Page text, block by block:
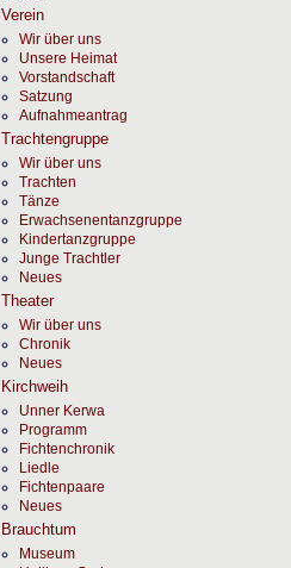
Verein
Wir über uns
Unsere Heimat
Vorstandschaft
Satzung
Aufnahmeantrag
Trachtengruppe
Wir über uns
Trachten
Tänze
Erwachsenentanzgruppe
Kindertanzgruppe
Junge Trachtler
Neues
Theater
Wir über uns
Chronik
Neues
Kirchweih
Unner Kerwa
Programm
Fichtenchronik
Liedle
Fichtenpaare
Neues
Brauchtum
Museum